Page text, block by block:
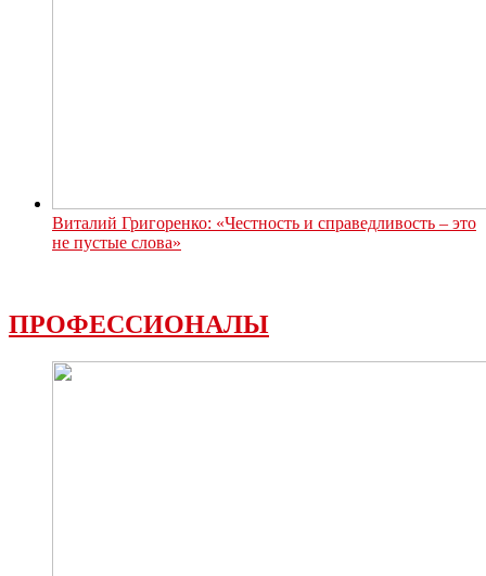
Виталий Григоренко: «Честность и справедливость – это
не пустые слова»
ПРОФЕССИОНАЛЫ